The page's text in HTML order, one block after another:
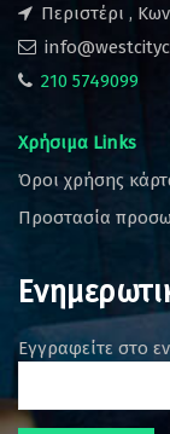
Περιστέρι ,
210 5749099
Χρήσιμα Links
Όροι χρήσης
Προστασία
Εγγραφείτε στο